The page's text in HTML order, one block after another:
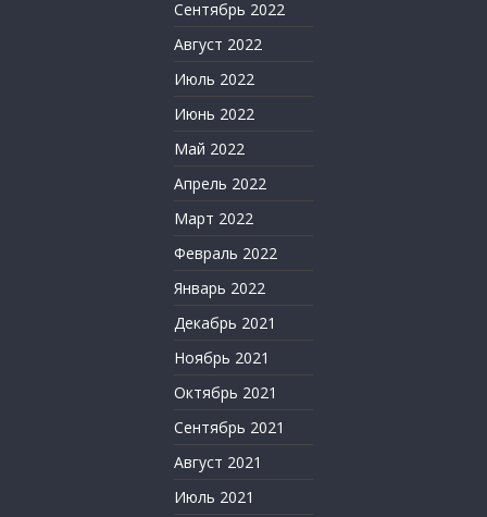
Сентябрь 2022
Август 2022
Июль 2022
Июнь 2022
Май 2022
Апрель 2022
Март 2022
Февраль 2022
Январь 2022
Декабрь 2021
Ноябрь 2021
Октябрь 2021
Сентябрь 2021
Август 2021
Июль 2021